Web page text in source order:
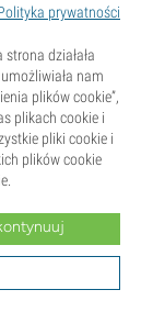
aż
a siłą
prywatności
działała
nam
plików cookie”,
plikach cookie i
pliki cookie i
plików cookie